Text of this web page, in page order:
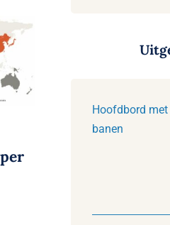
Hoofdbord
banen